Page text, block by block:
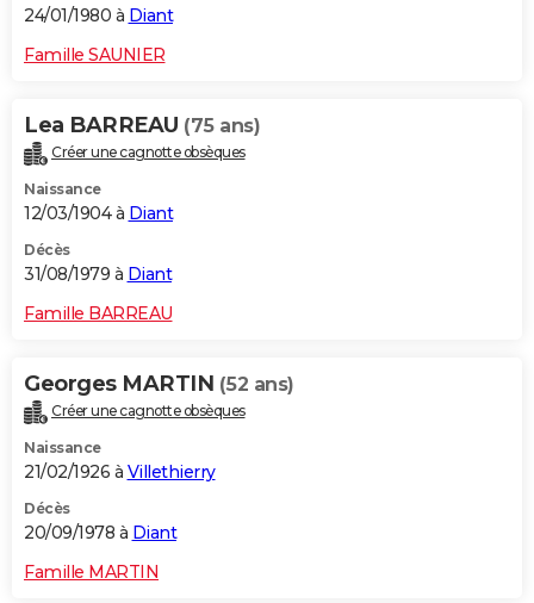
24/01/1980 à Diant
Famille SAUNIER
Lea BARREAU (75 ans)
Créer une cagnotte obsèques
Naissance
12/03/1904 à Diant
Décès
31/08/1979 à Diant
Famille BARREAU
Georges MARTIN (52 ans)
Créer une cagnotte obsèques
Naissance
21/02/1926 à Villethierry
Décès
20/09/1978 à Diant
Famille MARTIN